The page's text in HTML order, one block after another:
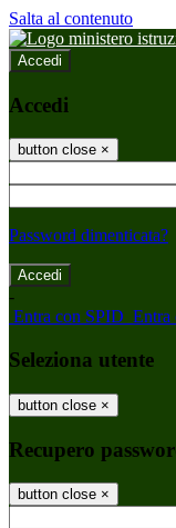
Salta al contenuto
Accedi
Accedi
button close ×
Password dimenticata?
-
Entra con SPID Entra
Seleziona utente
button close ×
Recupero
button close ×